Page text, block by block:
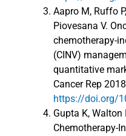
Aapro M, Ruffo
Piovesana V.
chemotherapy-
(CINV)
quantitative
Cancer Rep
https://doi.org/
Gupta K, Walton
Chemotherapy-